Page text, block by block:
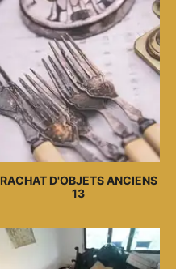
RACHAT D'OBJETS ANCIENS
13